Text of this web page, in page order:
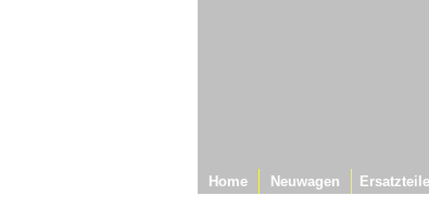
Home Neuwagen